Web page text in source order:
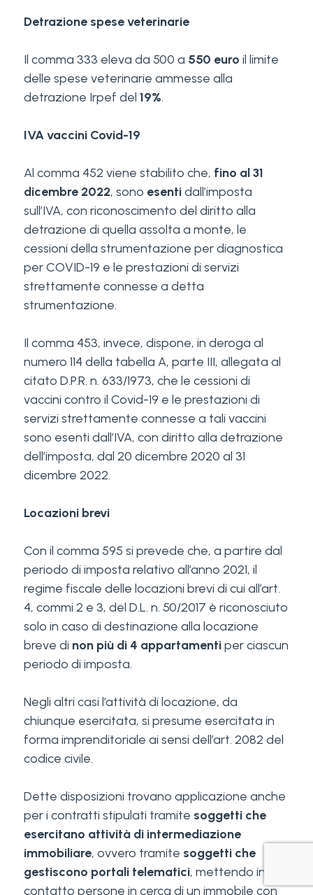
Detrazione spese veterinarie
Il comma 333 eleva da 500 a 550 euro il limite
delle spese veterinarie ammesse alla
detrazione Irpef del 19%.
IVA vaccini Covid-19
Al comma 452 viene stabilito che, fino al 31
dicembre 2022, sono esentidall’imposta
sull’IVA, con riconoscimento del diritto alla
detrazione di quella assolta a monte, le
cessioni della strumentazione per diagnostica
per COVID-19 e le prestazioni di servizi
strettamente connesse a detta
strumentazione.
Il comma 453, invece, dispone, in deroga al
numero 114 della tabella A, parte III, allegata al
citato D.P.R. n. 633/1973, che le cessioni di
vaccini contro il Covid-19 e le prestazioni di
servizi strettamente connesse a tali vaccini
sono esenti dall’IVA, con diritto alla detrazione
dell’imposta, dal 20 dicembre 2020 al 31
dicembre 2022.
Locazioni brevi
Con il comma 595 si prevede che, a partire dal
periodo di imposta relativo all’anno 2021, il
regime fiscale delle locazioni brevi di cui all’art.
4, commi 2 e 3, del D.L. n. 50/2017 è riconosciuto
solo in caso di destinazione alla locazione
breve di non più di 4 appartamentiper ciascun
periodo di imposta.
Negli altri casi l’attività di locazione, da
chiunque esercitata, si presume esercitata in
forma imprenditoriale ai sensi dell’art. 2082 del
codice civile.
Dette disposizioni trovano applicazione anche
per i contratti stipulati tramite soggetti che
esercitano attività di intermediazione
immobiliare, ovvero tramite soggetti che
gestiscono portali telematici, mettendo in
contatto persone in cerca di un immobile con